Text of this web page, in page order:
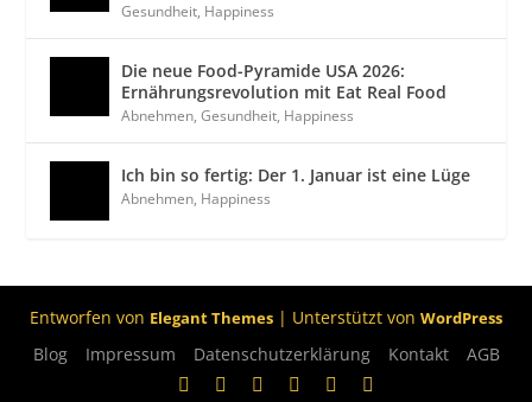
Gesundheit, Happiness
Die neue Food-Pyramide USA 2026:
Ernährungsrevolution mit Eat Real Food
Abnehmen,Gesundheit, Happiness
Ich bin so fertig: Der 1. Januar ist eine Lüge
Abnehmen, Happiness
Entworfen von Elegant Themes | Unterstützt von WordPress
Blog Impressum Datenschutzerklärung Kontakt AGB